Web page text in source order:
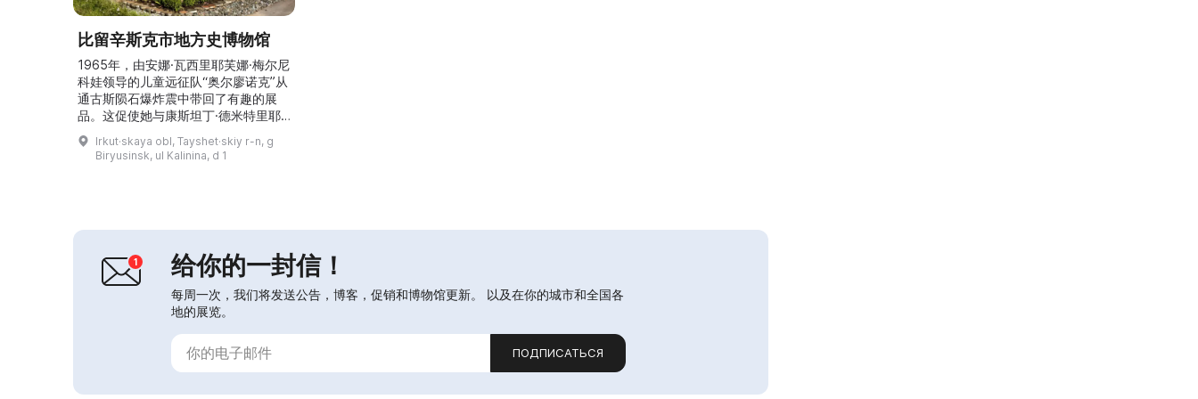
比留辛斯克市地方史博物馆
1965年，由安娜·瓦西里耶芙娜·梅尔尼
科娃领导的儿童远征队“奥尔廖诺克”从
通古斯陨石爆炸震中带回了有趣的展
品。这促使她与康斯坦丁·德米特里耶
维奇·扬科夫斯基萌生了创建博物馆的
想法。1967年10月，按照泰谢特市文
化部门的命令，博物馆在比留辛斯克市
愿）形式运作的博物馆。1980年博物
Irkut·skaya obl, Tayshet·skiy r-n, g
Biryusinsk, ul Kalinina, d 1
给你的一封信！
每周一次，我们将发送公告，博客，促销和博物馆更新。 以及在你的城市和全国各
地的展览。
ПОДПИСАТЬСЯ